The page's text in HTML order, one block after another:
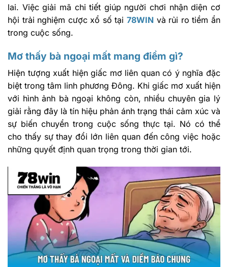
lai. Việc giải mã chi tiết giúp người chơi nhận diện cơ
hội trải nghiệm cược xổ số tại78WIN và rủi ro tiềm ẩn
trong cuộc sống.
Mơ thấy bà ngoại mất mang điềm gì?
Hiện tượng xuất hiện giấc mơ liên quan có ý nghĩa đặc
biệt trong tâm linh phương Đông. Khi giấc mơ xuất hiện
với hình ảnh bà ngoại không còn, nhiều chuyên gia lý
giải rằng đây là tín hiệu phản ánh trạng thái cảm xúc và
sự biến chuyển trong cuộc sống thực tại. Nó có thể
cho thấy sự thay đổi lớn liên quan đến công việc hoặc
những quyết định quan trọng trong thời gian tới.